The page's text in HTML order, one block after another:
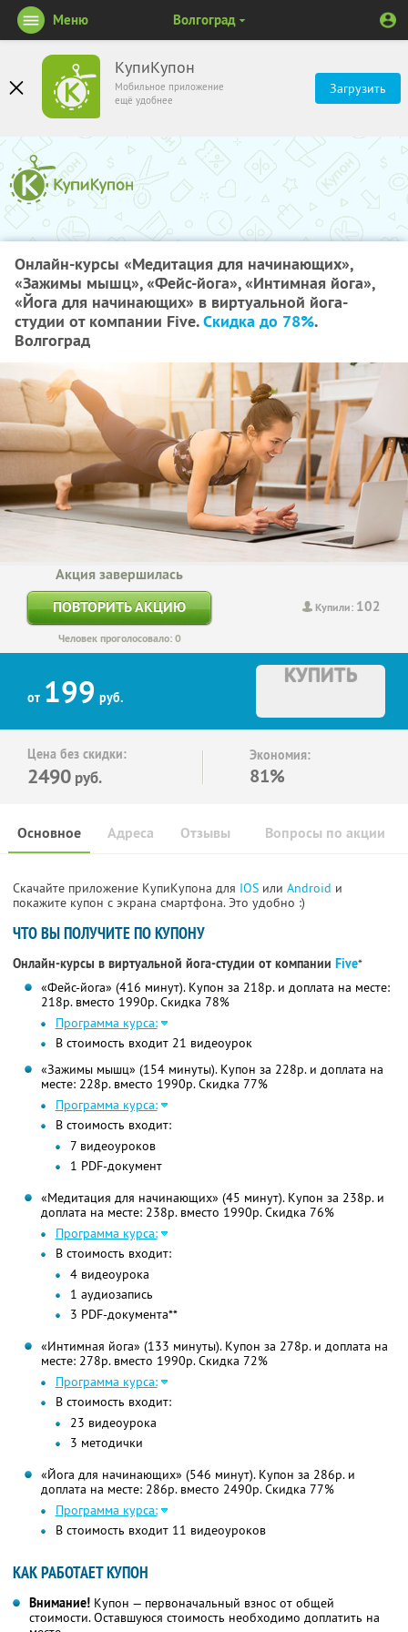
КупиКупон
Мобильное приложение
ещё удобнее
Загрузить
Меню Волгоград
Онлайн-курсы «Медитация для начинающих»,
«Зажимы мышц», «Фейс-йога», «Интимная йога»,
«Йога для начинающих» в виртуальной йога-
студии от компании Five.Скидка до 78%.
Волгоград
Купили: 102
Акция завершилась
ПОВТОРИТЬ АКЦИЮ
Человек проголосовало: 0
от 199 руб.
КУПИТЬ
Цена без скидки:
2490 руб.
Экономия:
81%
Основное Отзывы Вопросы по акции
Адреса
Скачайте приложение КупиКупона для IOS или Android и
покажите купон с экрана смартфона. Это удобно :)
ЧТО ВЫ ПОЛУЧИТЕ ПО КУПОНУ
Онлайн-курсы в виртуальной йога-студии от компании Five*
«Фейс-йога» (416 минут). Купон за 218р. и доплата на месте:
218р. вместо 1990р. Скидка 78%
Программа курса:
В стоимость входит 21 видеоурок
«Зажимы мышц» (154 минуты). Купон за 228р. и доплата на
месте: 228р. вместо 1990р. Скидка 77%
Программа курса:
В стоимость входит:
7 видеоуроков
1 PDF-документ
«Медитация для начинающих» (45 минут). Купон за 238р. и
доплата на месте: 238р. вместо 1990р. Скидка 76%
Программа курса:
В стоимость входит:
4 видеоурока
1 аудиозапись
3 PDF-документа**
«Интимная йога» (133 минуты). Купон за 278р. и доплата на
месте: 278р. вместо 1990р. Скидка 72%
Программа курса:
В стоимость входит:
23 видеоурока
3 методички
«Йога для начинающих» (546 минут). Купон за 286р. и
доплата на месте: 286р. вместо 2490р. Скидка 77%
Программа курса:
В стоимость входит 11 видеоуроков
КАК РАБОТАЕТ КУПОН
Внимание! Купон — первоначальный взнос от общей
стоимости. Оставшуюся стоимость необходимо доплатить на